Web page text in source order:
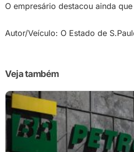
O empresário destacou ainda
Autor/Veículo: O Estado de
Veja também